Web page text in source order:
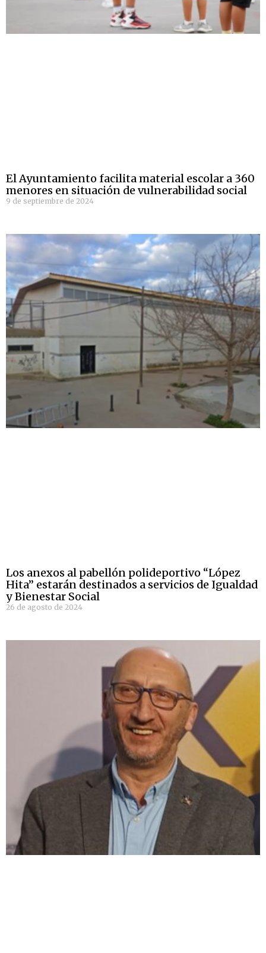
El Ayuntamiento facilita material escolar a 360
menores en situación de vulnerabilidad social
9 de septiembre de 2024
Los anexos al pabellón polideportivo “López
Hita” estarán destinados a servicios de Igualdad
y Bienestar Social
26 de agosto de 2024